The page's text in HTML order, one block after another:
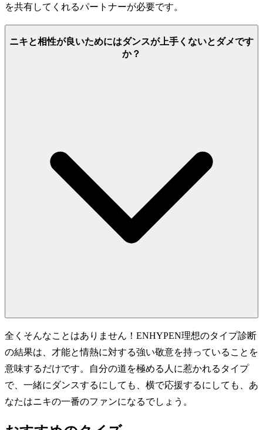
を共有してくれるパートナーが必要です。
ニキと相性が良いためにはダンスが上手くないとダメです
か？
全くそんなことはありません！ENHYPEN理想のタイプ診断
の結果は、才能と情熱に対する強い敬意を持っていることを
意味するだけです。自分の道を極める人に惹かれるタイプ
で、一緒にダンスするにしても、横で応援するにしても、あ
なたはニキの一番のファンになるでしょう。